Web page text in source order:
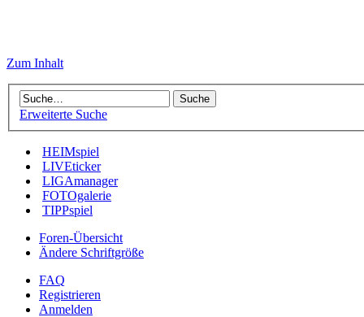
Zum Inhalt
Erweiterte Suche
HEIMspiel
LIVEticker
LIGAmanager
FOTOgalerie
TIPPspiel
Foren-Übersicht
Ändere Schriftgröße
FAQ
Registrieren
Anmelden